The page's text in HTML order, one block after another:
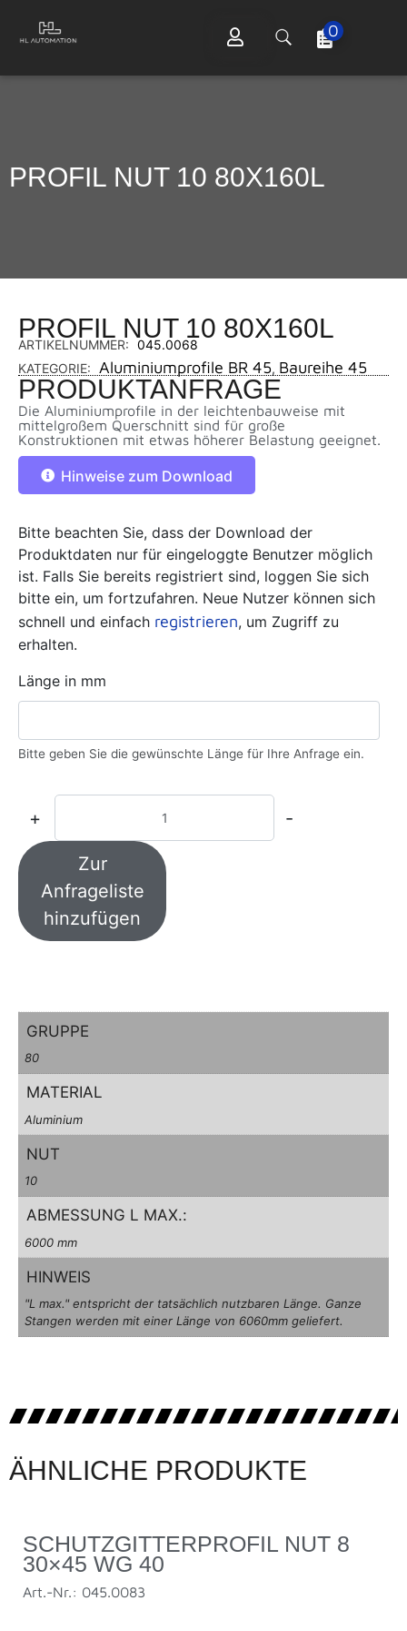
0
PROFIL NUT 10 80X160L
PROFIL NUT 10 80X160L
ARTIKELNUMMER: 045.0068
KATEGORIE:
Aluminiumprofile BR 45, Baureihe 45
PRODUKTANFRAGE
Die Aluminiumprofile in der leichtenbauweise mit
mittelgroßem Querschnitt sind für große
Konstruktionen mit etwas höherer Belastung geeignet.
Hinweise zum Download
Bitte beachten Sie, dass der Download der
Produktdaten nur für eingeloggte Benutzer möglich
ist. Falls Sie bereits registriert sind, loggen Sie sich
bitte ein, um fortzufahren. Neue Nutzer können sich
schnell und einfach registrieren, um Zugriff zu
erhalten.
Länge in mm
Bitte geben Sie die gewünschte Länge für Ihre Anfrage ein.
+ -
Zur
Anfrageliste
hinzufügen
GRUPPE
80
MATERIAL
Aluminium
NUT
10
ABMESSUNG L MAX.:
6000 mm
HINWEIS
"L max." entspricht der tatsächlich nutzbaren Länge. Ganze
Stangen werden mit einer Länge von 6060mm geliefert.
ÄHNLICHE PRODUKTE
SCHUTZGITTERPROFIL NUT 8
30×45 WG 40
Art.-Nr.: 045.0083